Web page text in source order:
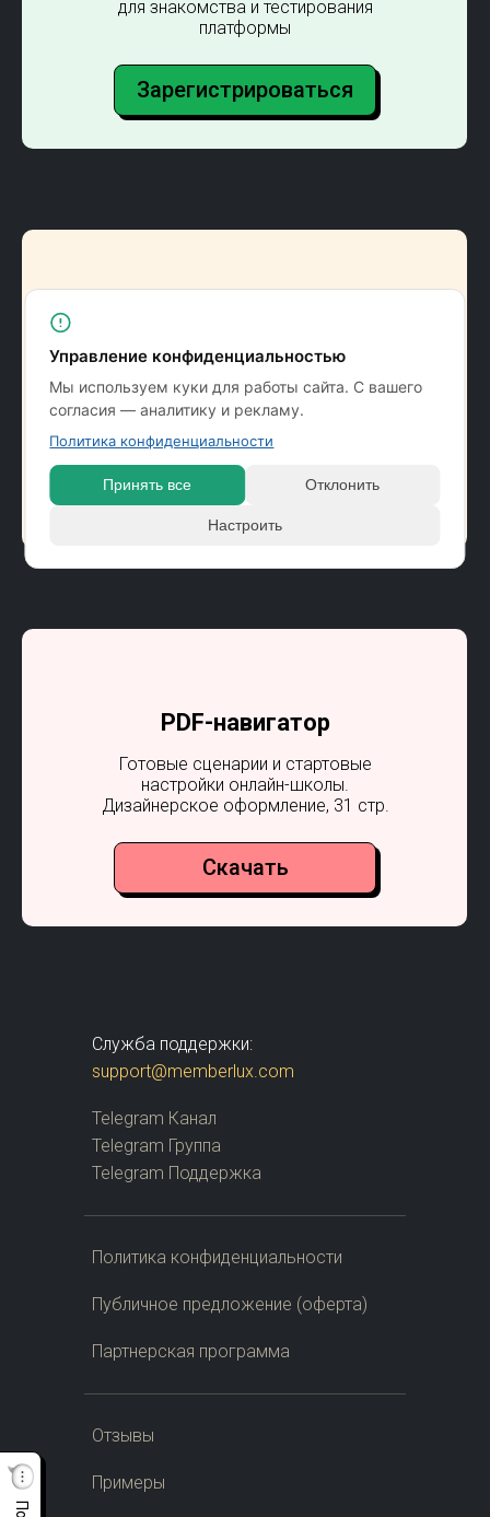
для знакомства и тестирования
платформы
Наглядный пример, где
Вы можете «прощупать»
функционал MEMBERLUX
Готовые сценарии и стартовые
настройки онлайн-школы.
Дизайнерское оформление, 31 стр.
PDF-навигатор
Зарегистрироваться
Скачать
Зарегистрироваться
Политика конфиденциальности
Публичное предложение (оферта)
Служба поддержки:
support@memberlux.com
Отзывы
Telegram Поддержка
Telegram Канал
Telegram Группа
Примеры
Партнерская программа
Управление конфиденциальностью
Мы используем куки для работы сайта. С вашего
согласия — аналитику и рекламу.
Политика конфиденциальности
Принять все Отклонить
Настроить